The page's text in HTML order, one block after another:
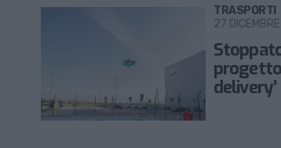
progetto
TRASPORTI
27